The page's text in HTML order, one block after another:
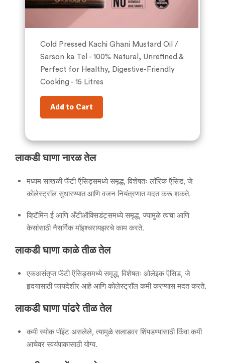
Cold Pressed Kachi Ghani Mustard Oil /
Sarson ka Tel - 100% Natural, Unrefined &
Perfect for Healthy, Digestive-Friendly
Cooking - 15 Litres
Add to Cart
लाकडी घाणा नारळ तेल
मध्यम साखळी फॅटी ऍसिड्समध्ये समृद्ध, विशेषतः लॉरिक ऍसिड, जे
कोलेस्ट्रॉल सुधारण्यात आणि वजन नियंत्रणात मदत करू शकते.
व्हिटॅमिन ई आणि अँटीऑक्सिडंट्समध्ये समृद्ध, ज्यामुळे त्वचा आणि
केसांसाठी नैसर्गिक मॉइश्चरायझरचे काम करते.
लाकडी घाणा काळे तीळ तेल
एकअसंतृप्त फॅटी ऍसिड्समध्ये समृद्ध, विशेषतः ओलेइक ऍसिड, जे
हृदयासाठी फायदेशीर आहे आणि कोलेस्ट्रॉल कमी करण्यास मदत करते.
लाकडी घाणा पांढरे तीळ तेल
कमी स्मोक पॉइंट असलेले, त्यामुळे सलाडवर शिंपडण्यासाठी किंवा कमी
आचेवर स्वयंपाकासाठी योग्य.